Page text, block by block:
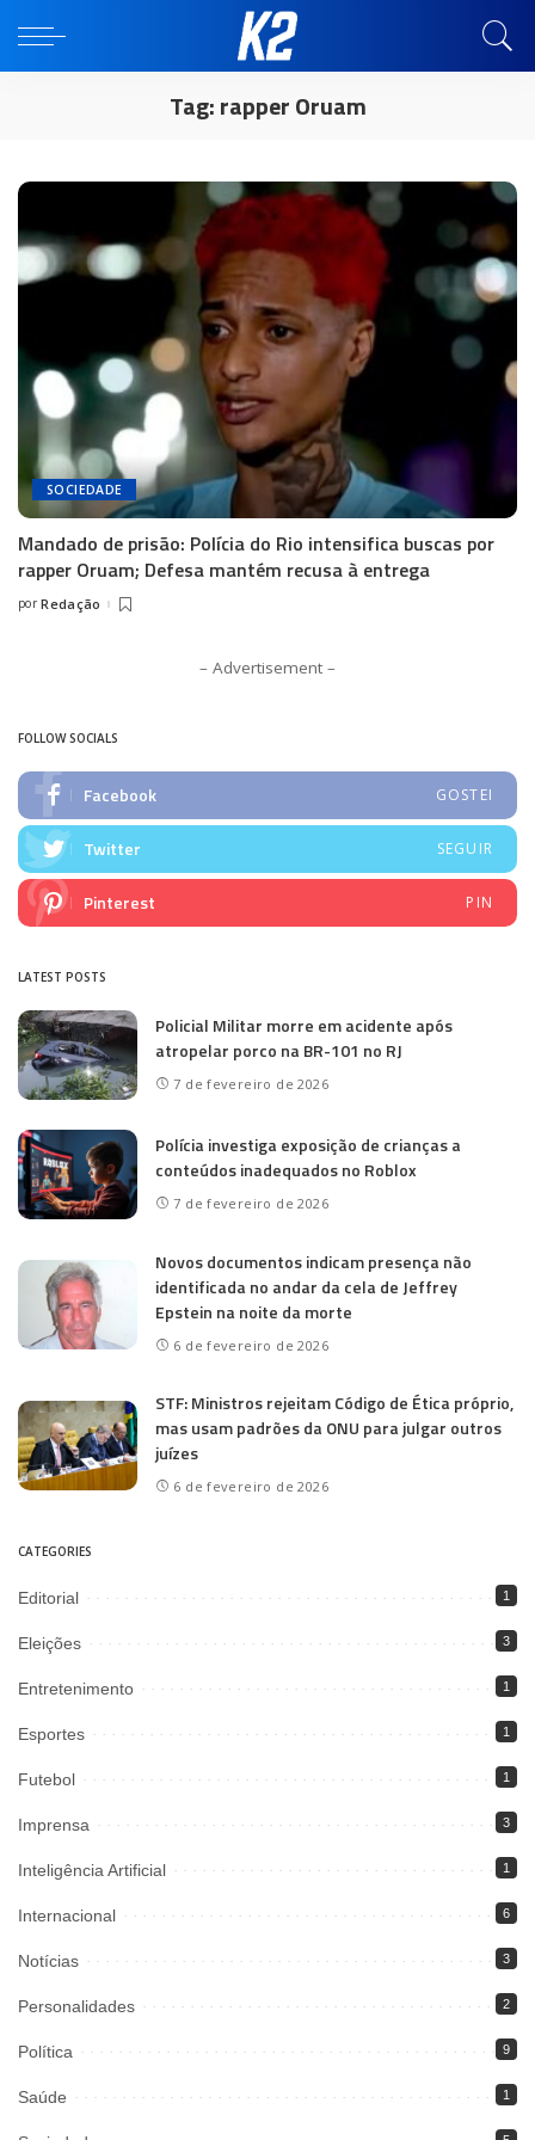
Tag:rapper Oruam
SOCIEDADE
Mandado de prisão: Polícia do Rio intensifica buscas por
rapper Oruam; Defesa mantém recusa à entrega
Posted
por Redação
– Advertisement –
FOLLOW SOCIALS
Facebook GOSTEI
Twitter SEGUIR
Pinterest PIN
LATEST POSTS
Policial Militar morre em acidente após
atropelar porco na BR-101 no RJ
7 de fevereiro de 2026
Polícia investiga exposição de crianças a
conteúdos inadequados no Roblox
7 de fevereiro de 2026
Novos documentos indicam presença não
identificada no andar da cela de Jeffrey
Epstein na noite da morte
6 de fevereiro de 2026
STF: Ministros rejeitam Código de Ética próprio,
mas usam padrões da ONU para julgar outros
juízes
6 de fevereiro de 2026
CATEGORIES
Editorial 1
Eleições 3
Entretenimento 1
Esportes 1
Futebol 1
Imprensa 3
Inteligência Artificial 1
Internacional 6
Notícias 3
Personalidades 2
Política 9
Saúde 1